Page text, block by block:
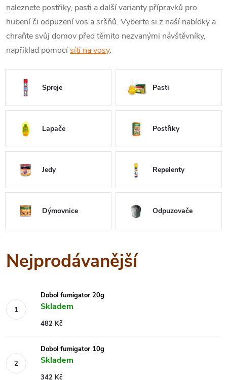
naleznete postřiky, pasti a další varianty přípravků pro
hubení či odpuzení vos a sršňů. Vyberte si z naší nabídky a
chraňte svůj domov před těmito nezvanými návštěvníky,
například pomocí sítí na vosy.
Spreje Pasti
Lapače Postřiky
Jedy Repelenty
Dýmovnice Odpuzovače
Nejprodávanější
Dobol fumigator 20g
Skladem
482 Kč
Dobol fumigator 10g
Skladem
342 Kč